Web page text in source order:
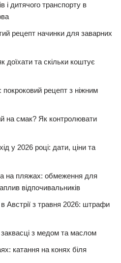
і дитячого транспорту в
рецепт начинки для заварних
доїхати та скільки коштує
рецепт з ніжним
на смак? Як контролювати
у 2026 році: дати, ціни та
на пляжах: обмеження для
відпочивальників
Австрії з травня 2026: штрафи
з медом та маслом
катання на конях біля